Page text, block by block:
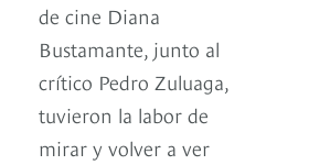
de cine Diana
Bustamante, junto al
crítico Pedro Zuluaga,
tuvieron la labor de
mirar y volver a ver